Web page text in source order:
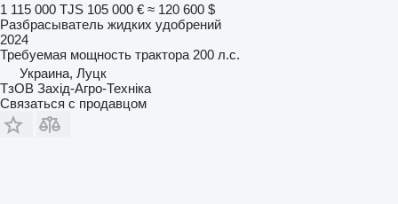
1 115 000 TJS 105 000 € ≈ 120 600 $
Разбрасыватель жидких удобрений
2024
Требуемая мощность трактора 200 л.с.
Украина, Луцк
ТзОВ Захід-Агро-Техніка
Связаться с продавцом